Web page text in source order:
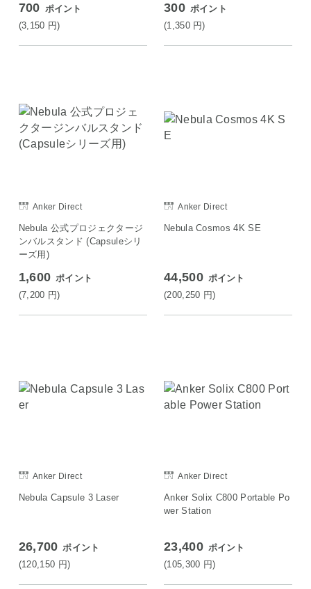
700 ポイント
(3,150 円)
300 ポイント
(1,350 円)
Anker Direct
Nebula 公式プロジェクタージ
ンバルスタンド (Capsuleシリ
ーズ用)
1,600 ポイント
(7,200 円)
Anker Direct
Nebula Cosmos 4K SE
44,500 ポイント
(200,250 円)
Anker Direct
Nebula Capsule 3 Laser
26,700 ポイント
(120,150 円)
Anker Direct
Anker Solix C800 Portable Po
wer Station
23,400 ポイント
(105,300 円)